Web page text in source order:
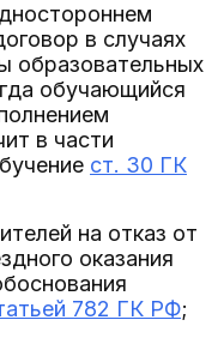
в случаях
образовательных
обучающийся
в части
ст. 30 ГК
на отказ от
оказания
782 ГК РФ;